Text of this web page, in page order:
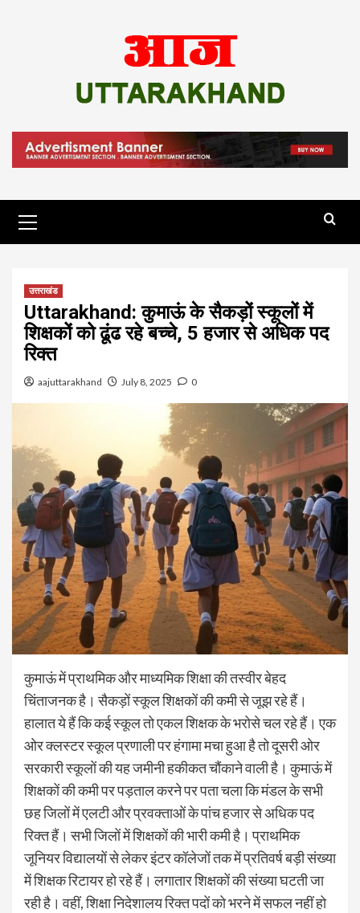
Menu
उत्तराखंड
Uttarakhand: कुमाऊं के सैकड़ों स्कूलों में
शिक्षकों को ढूंढ रहे बच्चे, 5 हजार से अधिक पद
रिक्त
aajuttarakhand July 8, 2025 0
कुमाऊं में प्राथमिक और माध्यमिक शिक्षा की तस्वीर बेहद
चिंताजनक है। सैकड़ों स्कूल शिक्षकों की कमी से जूझ रहे हैं।
हालात ये हैं कि कई स्कूल तो एकल शिक्षक के भरोसे चल रहे हैं। एक
ओर क्लस्टर स्कूल प्रणाली पर हंगामा मचा हुआ है तो दूसरी ओर
सरकारी स्कूलों की यह जमीनी हकीकत चौंकाने वाली है। कुमाऊं में
शिक्षकों की कमी पर पड़ताल करने पर पता चला कि मंडल के सभी
छह जिलों में एलटी और प्रवक्ताओं के पांच हजार से अधिक पद
रिक्त हैं। सभी जिलों में शिक्षकों की भारी कमी है। प्राथमिक
जूनियर विद्यालयों से लेकर इंटर कॉलेजों तक में प्रतिवर्ष बड़ी संख्या
में शिक्षक रिटायर हो रहे हैं। लगातार शिक्षकों की संख्या घटती जा
रही है। वहीं, शिक्षा निदेशालय रिक्त पदों को भरने में सफल नहीं हो